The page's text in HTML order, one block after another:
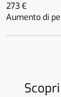
273 €
Aumento di